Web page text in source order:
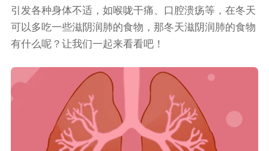
引发各种身体不适，如喉咙干痛、口腔溃疡等，在冬天
可以多吃一些滋阴润肺的食物，那冬天滋阴润肺的食物
有什么呢？让我们一起来看看吧！